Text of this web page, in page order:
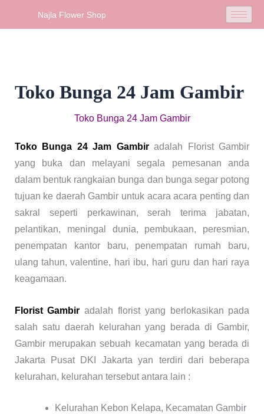
Najla Flower Shop
Toko Bunga 24 Jam Gambir
Toko Bunga 24 Jam Gambir
Toko Bunga 24 Jam Gambiradalah Florist Gambir
yang buka dan melayani segala pemesanan anda
dalam bentuk rangkaian bunga dan bunga segar potong
tujuan ke daerah Gambir untuk acara acara penting dan
sakral seperti perkawinan, serah terima jabatan,
pelantikan, meningal dunia, pembukaan, peresmian,
penempatan kantor baru, penempatan rumah baru,
ulang tahun, valentine, hari ibu, hari guru dan hari raya
keagamaan.
Florist Gambir adalah florist yang berlokasikan pada
salah satu daerah kelurahan yang berada di Gambir,
Gambir merupakan sebuah kecamatan yang berada di
Jakarta Pusat DKI Jakarta yan terdiri dari beberapa
kelurahan, kelurahan tersebut antara lain :
Kelurahan Kebon Kelapa, Kecamatan Gambir